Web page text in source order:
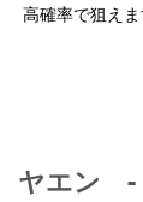
高確率で狙えま
ヤエン -